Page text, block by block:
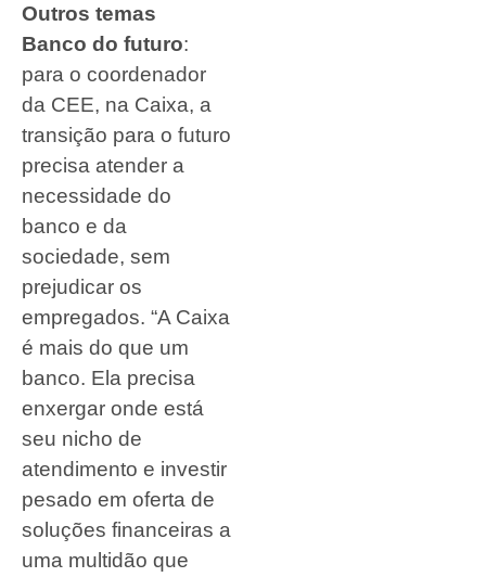
Outros temas
Banco do futuro:
para o coordenador
da CEE, na Caixa, a
transição para o futuro
precisa atender a
necessidade do
banco e da
sociedade, sem
prejudicar os
empregados. “A Caixa
é mais do que um
banco. Ela precisa
enxergar onde está
seu nicho de
atendimento e investir
pesado em oferta de
soluções financeiras a
uma multidão que